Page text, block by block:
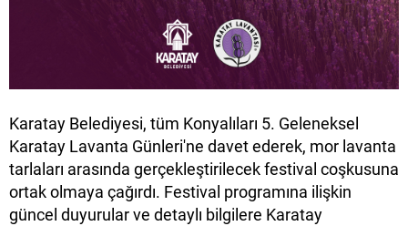
Karatay Belediyesi, tüm Konyalıları 5. Geleneksel
Karatay Lavanta Günleri'ne davet ederek, mor lavanta
tarlaları arasında gerçekleştirilecek festival coşkusuna
ortak olmaya çağırdı. Festival programına ilişkin
güncel duyurular ve detaylı bilgilere Karatay